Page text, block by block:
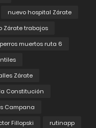
nuevo hospital Zárate
Zárate trabajos
perros muertos ruta 6
Zárate
Constitución
Campana
Fillopski
rutinapp